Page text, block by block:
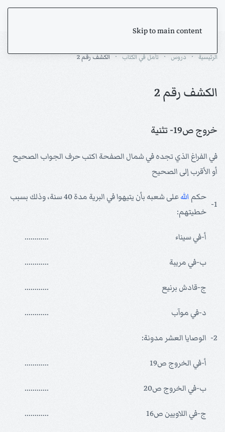
Skip to main content
الرئيسية دروس تأمل في الكتاب الكشف رقم 2
الكشف رقم 2
خروج ص19- تثنية
في الفراغ الذي تجده في شمال الصفحة اكتب حرف الجواب الصحيح
أو الأقرب إلى الصحيح
1-
حكم الله
على شعبه بأن يتيهوا في البرية مدة 40 سنة، وذلك بسبب
خطيتهم:
أ-في سيناء ............
ب-في مريبة ............
ج-قادش برنيع ............
د-في موآب ............
2- الوصايا العشر مدونة:
أ-في الخروج ص19 ............
ب-في الخروج ص20 ............
ج-في اللاويين ص16 ............